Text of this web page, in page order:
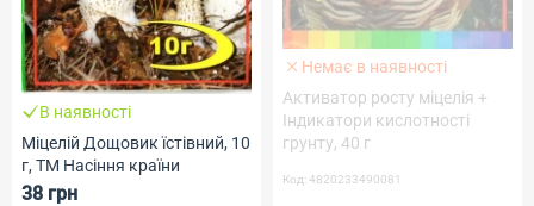
В наявності
Міцелій Дощовик їстівний, 10
г, ТМ Насіння країни
38 грн
Немає в наявності
Активатор росту міцелія +
Індикатори кислотності
грунту, 40 г
Код: 4820233490081